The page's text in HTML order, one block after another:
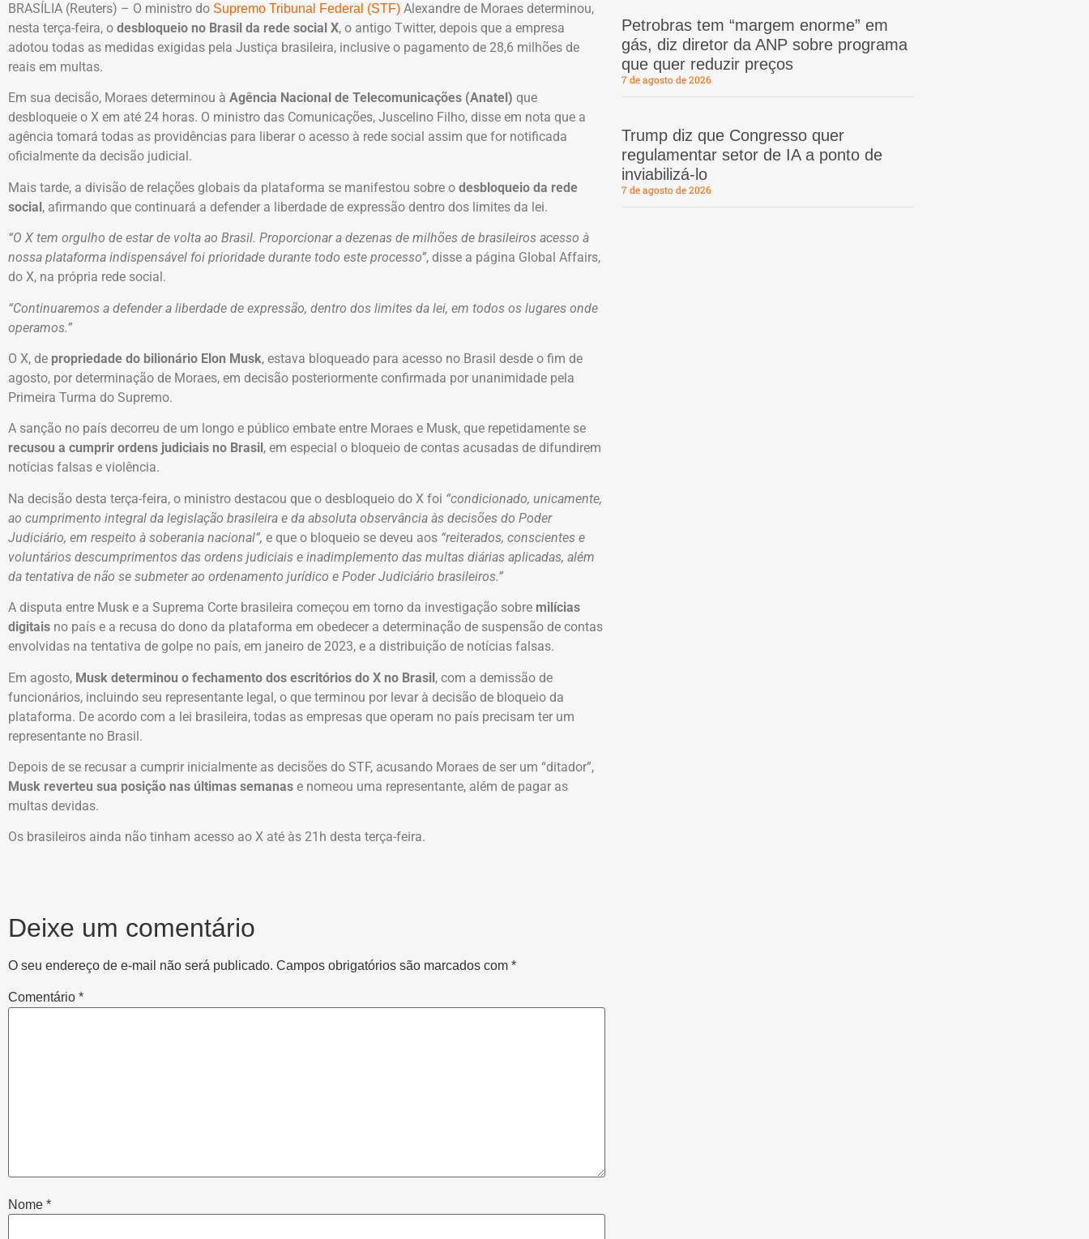
BRASÍLIA (Reuters) – O ministro do Supremo Tribunal Federal (STF) Alexandre de Moraes determinou,
nesta terça-feira, o desbloqueio no Brasil da rede social X, o antigo Twitter, depois que a empresa
adotou todas as medidas exigidas pela Justiça brasileira, inclusive o pagamento de 28,6 milhões de
reais em multas.
Em sua decisão, Moraes determinou à Agência Nacional de Telecomunicações (Anatel) que
desbloqueie o X em até 24 horas. O ministro das Comunicações, Juscelino Filho, disse em nota que a
agência tomará todas as providências para liberar o acesso à rede social assim que for notificada
oficialmente da decisão judicial.
Mais tarde, a divisão de relações globais da plataforma se manifestou sobre o desbloqueio da rede
social, afirmando que continuará a defender a liberdade de expressão dentro dos limites da lei.
“O X tem orgulho de estar de volta ao Brasil. Proporcionar a dezenas de milhões de brasileiros acesso à
nossa plataforma indispensável foi prioridade durante todo este processo”, disse a página Global Affairs,
do X, na própria rede social.
“Continuaremos a defender a liberdade de expressão, dentro dos limites da lei, em todos os lugares onde
operamos.”
O X, de propriedade do bilionário Elon Musk, estava bloqueado para acesso no Brasil desde o fim de
agosto, por determinação de Moraes, em decisão posteriormente confirmada por unanimidade pela
Primeira Turma do Supremo.
A sanção no país decorreu de um longo e público embate entre Moraes e Musk, que repetidamente se
recusou a cumprir ordens judiciais no Brasil , em especial o bloqueio de contas acusadas de difundirem
notícias falsas e violência.
Na decisão desta terça-feira, o ministro destacou que o desbloqueio do X foi “condicionado, unicamente,
ao cumprimento integral da legislação brasileira e da absoluta observância às decisões do Poder
Judiciário, em respeito à soberania nacional”, e que o bloqueio se deveu aos “reiterados, conscientes e
voluntários descumprimentos das ordens judiciais e inadimplemento das multas diárias aplicadas, além
da tentativa de não se submeter ao ordenamento jurídico e Poder Judiciário brasileiros.”
A disputa entre Musk e a Suprema Corte brasileira começou em torno da investigação sobre milícias
digitais no país e a recusa do dono da plataforma em obedecer a determinação de suspensão de contas
envolvidas na tentativa de golpe no país, em janeiro de 2023, e a distribuição de notícias falsas.
Em agosto, Musk determinou o fechamento dos escritórios do X no Brasil, com a demissão de
funcionários, incluindo seu representante legal, o que terminou por levar à decisão de bloqueio da
plataforma. De acordo com a lei brasileira, todas as empresas que operam no país precisam ter um
representante no Brasil.
Depois de se recusar a cumprir inicialmente as decisões do STF, acusando Moraes de ser um “ditador”,
Musk reverteu sua posição nas últimas semanas e nomeou uma representante, além de pagar as
multas devidas.
Os brasileiros ainda não tinham acesso ao X até às 21h desta terça-feira.
Deixe um comentário
O seu endereço de e-mail não será publicado. Campos obrigatórios são marcados com *
Comentário *
Nome *
Petrobras tem “margem enorme” em
gás, diz diretor da ANP sobre programa
que quer reduzir preços
7 de agosto de 2026
Trump diz que Congresso quer
regulamentar setor de IA a ponto de
inviabilizá-lo
7 de agosto de 2026